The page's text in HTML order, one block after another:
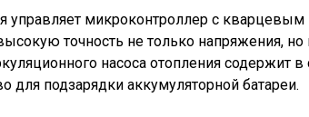
управляет микроконтроллер с кварцевым
точность не только напряжения, но
насоса отопления содержит в
для подзарядки аккумуляторной батареи.